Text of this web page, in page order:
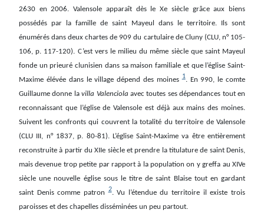
2630 en 2006. Valensole apparaît dès le Xe siècle grâce aux biens
possédés par la famille de saint Mayeul dans le territoire. Ils sont
énumérés dans deux chartes de 909 du cartulaire de Cluny (CLU, n° 105-
106, p. 117-120). C’est vers le milieu du même siècle que saint Mayeul
fonde un prieuré clunisien dans sa maison familiale et que l’église Saint-
Maxime élévée dans le village dépend des moines1. En 990, le comte
Guillaume donne lavilla Valenciolaavec toutes ses dépendances tout en
reconnaissant que l’église de Valensole est déjà aux mains des moines.
Suivent les confronts qui couvrent la totalité du territoire de Valensole
(CLU III, n° 1837, p. 80-81). L’église Saint-Maxime va être entièrement
reconstruite à partir du XIIe siècle et prendre la titulature de saint Denis,
mais devenue trop petite par rapport à la population on y greffa au XIVe
siècle une nouvelle église sous le titre de saint Blaise tout en gardant
saint Denis comme patron2. Vu l’étendue du territoire il existe trois
paroisses et des chapelles disséminées un peu partout.